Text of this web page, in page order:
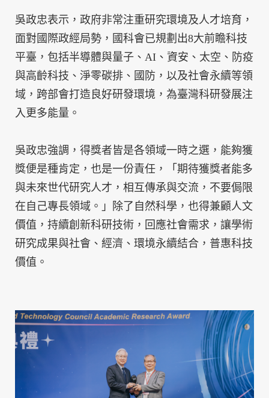
吳政忠表示，政府非常注重研究環境及人才培育，
面對國際政經局勢，國科會已規劃出8大前瞻科技
平臺，包括半導體與量子、 AI 、資安、太空、防疫
與高齡科技、淨零碳排、國防，以及社會永續等領
域，跨部會打造良好研發環境，為臺灣科研發展注
入更多能量。
吳政忠強調，得獎者皆是各領域一時之選，能夠獲
獎便是種肯定，也是一份責任，「期待獲獎者能多
與未來世代研究人才，相互傳承與交流，不要侷限
在自己專長領域。」除了自然科學，也得兼顧人文
價值，持續創新科研技術，回應社會需求，讓學術
研究成果與社會、經濟、環境永續結合，普惠科技
價值。